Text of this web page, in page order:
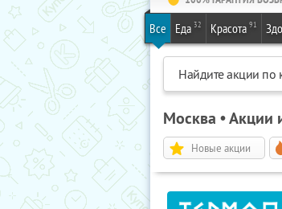
Все Еда 32 Красота 91
Москва • Акции
Новые акции